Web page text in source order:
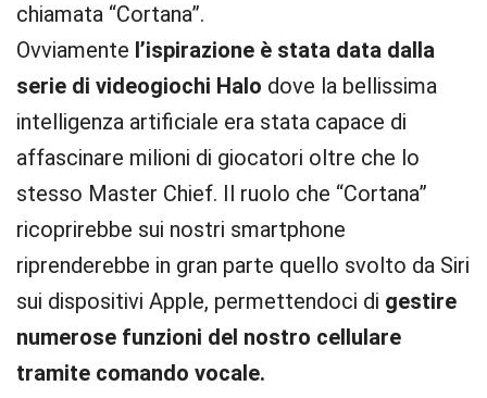
chiamata “Cortana”.
Ovviamente l’ispirazione è stata data dalla
serie di videogiochi Halo dove la bellissima
intelligenza artificiale era stata capace di
affascinare milioni di giocatori oltre che lo
stesso Master Chief. Il ruolo che “Cortana”
ricoprirebbe sui nostri smartphone
riprenderebbe in gran parte quello svolto da Siri
sui dispositivi Apple, permettendoci di gestire
numerose funzioni del nostro cellulare
tramite comando vocale.